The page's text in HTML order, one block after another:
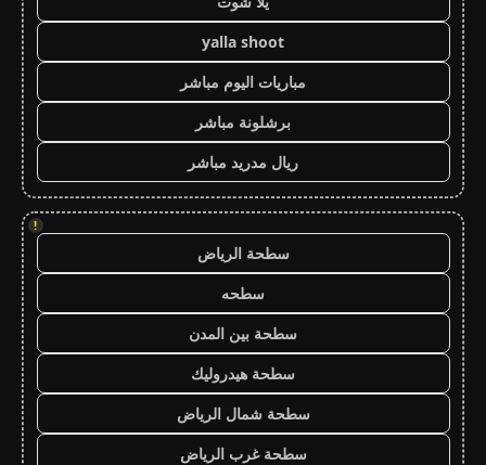
yalla shoot
مباريات اليوم مباشر
برشلونة مباشر
ريال مدريد مباشر
!
سطحة الرياض
سطحه
سطحة بين المدن
سطحة هيدروليك
سطحة شمال الرياض
سطحة غرب الرياض